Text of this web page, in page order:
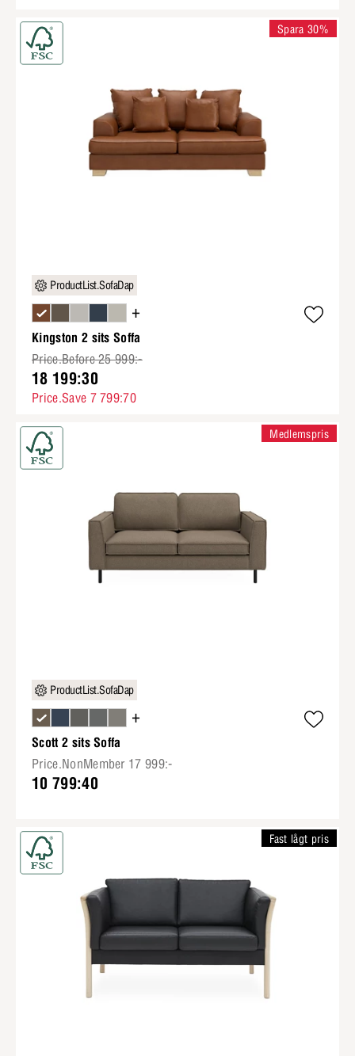
ProductList.SofaDap
+
Kingston 2 sits Soffa
Price.Before 25 999:-
18 199:30
Price.Save 7 799:70
Spara 30%
ProductList.SofaDap
+
Scott 2 sits Soffa
Price.NonMember 17 999:-
10 799:40
Medlemspris
Fast lågt pris